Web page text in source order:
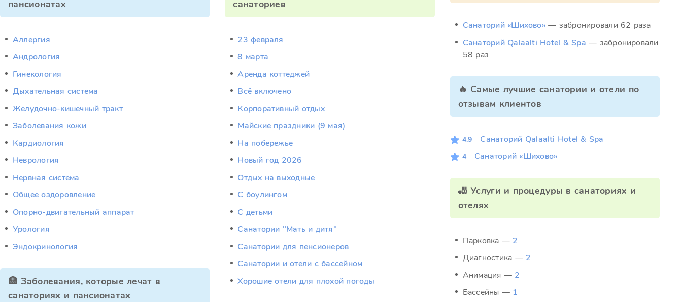
пансионатах
Аллергия
Андрология
Гинекология
Дыхательная система
Желудочно-кишечный тракт
Заболевания кожи
Кардиология
Неврология
Нервная система
Общее оздоровление
Опорно-двигательный аппарат
Урология
Эндокринология
🏥 Заболевания, которые лечат в
санаториях и пансионатах
санаториев
23 февраля
8 марта
Аренда коттеджей
Всё включено
Корпоративный отдых
Майские праздники (9 мая)
На побережье
Новый год 2026
Отдых на выходные
С боулингом
С детьми
Санатории "Мать и дитя"
Санатории для пенсионеров
Санатории и отели с бассейном
Хорошие отели для плохой погоды
Санаторий «Шихово» — забронировали 62 раза
Санаторий Qalaalti Hotel & Spa — забронировали
58 раз
🔥 Самые лучшие санатории и отели по
отзывам клиентов
4.9 Санаторий Qalaalti Hotel & Spa
4 Санаторий «Шихово»
🎳 Услуги и процедуры в санаториях и
отелях
Парковка — 2
Диагностика — 2
Анимация — 2
Бассейны — 1